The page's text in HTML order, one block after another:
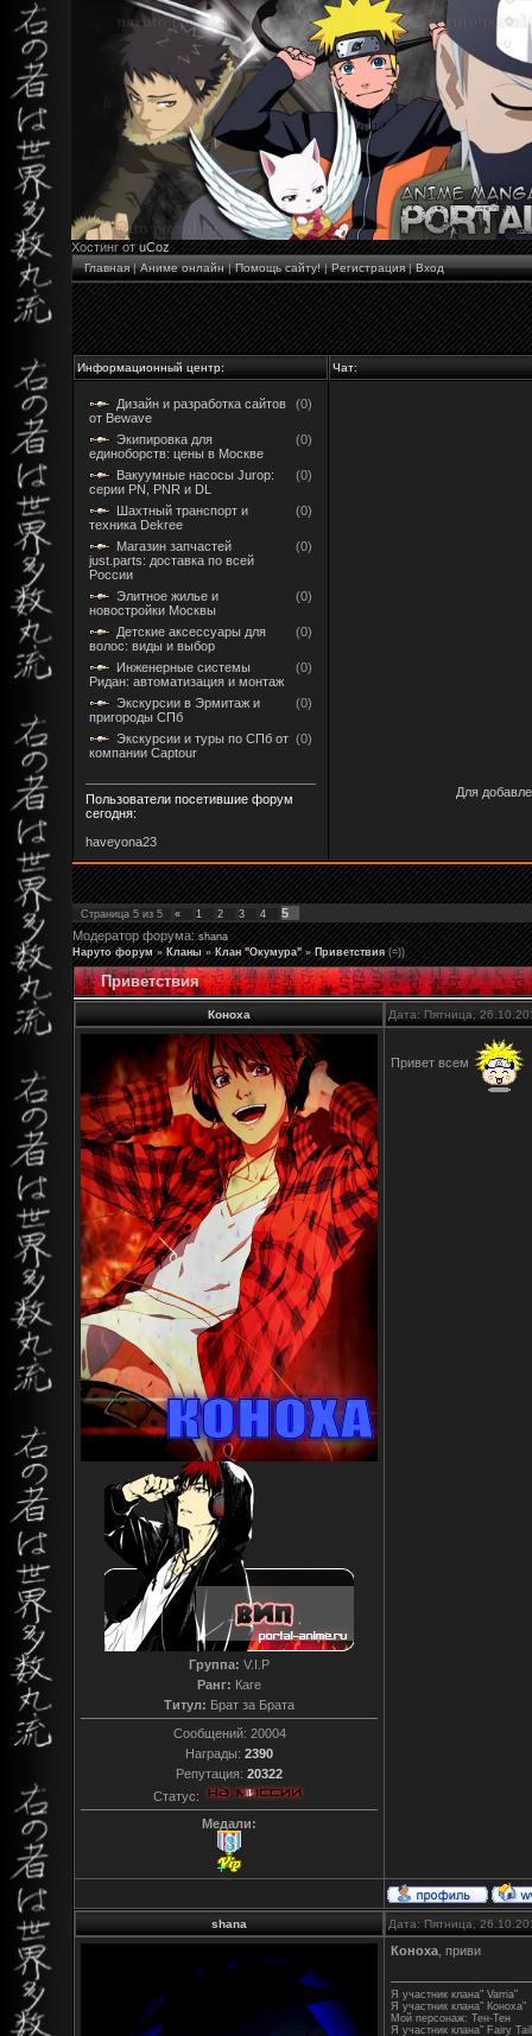
Хостинг отuCoz
Главная|Аниме онлайн|Помощь сайту!|Регистрация|Вход
Информационный центр: Чат:
Дизайн и разработка сайтов
от Bewave
(0)
Экипировка для
единоборств: цены в Москве
(0)
Вакуумные насосы Jurop:
серии PN, PNR и DL
(0)
Шахтный транспорт и
техника Dekree
(0)
Магазин запчастей
just.parts: доставка по всей
России
(0)
Элитное жилье и
новостройки Москвы
(0)
Детские аксессуары для
волос: виды и выбор
(0)
Инженерные системы
Ридан: автоматизация и монтаж
(0)
Экскурсии в Эрмитаж и
пригороды СПб
(0)
Экскурсии и туры по СПб от
компании Captour
(0)
Пользователи посетившие форум
сегодня:
haveyona23
Для
Страница 5 из 5 « 1 2 3 4
5
Модератор форума:shana
Наруто форум » Кланы » Клан "Окумура" » Приветствия (=))
Приветствия
Коноха Дата: Пятница,
Группа: V.I.P
Ранг: Каге
Титул: Брат за Брата
Сообщений: 20004
Награды: 2390
Репутация: 20322
Статус:
Медали:
Привет всем
shana Дата: Пятница,
Коноха , приви
Я участник клана" Varria"
Я участник клана" Коноха"
Мой персонаж: Тен-Тен
Я участник клана" Fairy